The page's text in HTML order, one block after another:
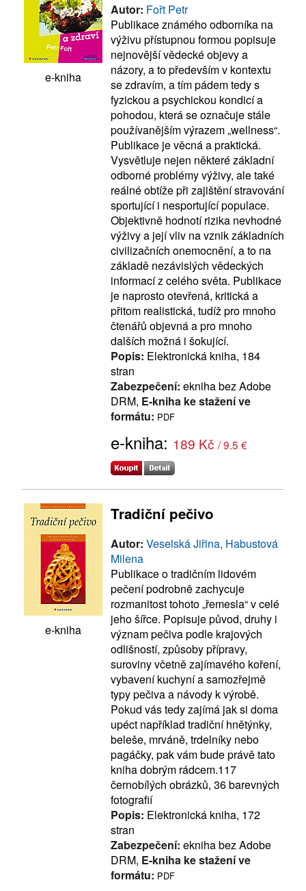
e-kniha
Autor: Fořt Petr
Publikace známého odborníka na
výživu přístupnou formou popisuje
nejnovější vědecké objevy a
názory, a to především v kontextu
se zdravím, a tím pádem tedy s
fyzickou a psychickou kondicí a
pohodou, která se označuje stále
používanějším výrazem „wellness“.
Publikace je věcná a praktická.
Vysvětluje nejen některé základní
odborné problémy výživy, ale také
reálné obtíže při zajištění stravování
sportující i nesportující populace.
Objektivně hodnotí rizika nevhodné
výživy a její vliv na vznik základních
civilizačních onemocnění, a to na
základě nezávislých vědeckých
informací z celého světa. Publikace
je naprosto otevřená, kritická a
přitom realistická, tudíž pro mnoho
čtenářů objevná a pro mnoho
dalších možná i šokující.
Popis: Elektronická kniha, 184
stran
Zabezpečení: ekniha bez Adobe
DRM, E-kniha ke stažení ve
formátu: PDF
e-kniha: 189 Kč / 9.5 €
e-kniha
Tradiční pečivo
Autor: Veselská Jiřina, Habustová
Milena
Publikace o tradičním lidovém
pečení podrobně zachycuje
rozmanitost tohoto „řemesla“ v celé
jeho šířce. Popisuje původ, druhy i
význam pečiva podle krajových
odlišností, způsoby přípravy,
suroviny včetně zajímavého koření,
vybavení kuchyní a samozřejmě
typy pečiva a návody k výrobě.
Pokud vás tedy zajímá jak si doma
upéct například tradiční hnětýnky,
beleše, mrváně, trdelníky nebo
pagáčky, pak vám bude právě tato
kniha dobrým rádcem.117
černobílých obrázků, 36 barevných
fotografií
Popis: Elektronická kniha, 172
stran
Zabezpečení: ekniha bez Adobe
DRM, E-kniha ke stažení ve
formátu: PDF